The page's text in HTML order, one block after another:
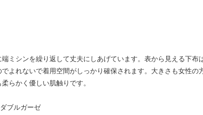
ミシンを繰り返して丈夫にしあげています。表から見える下布
よれないで着用空間がしっかり確保されます。大きさも女性の
らかく優しい肌触りです。
ブルガーゼ